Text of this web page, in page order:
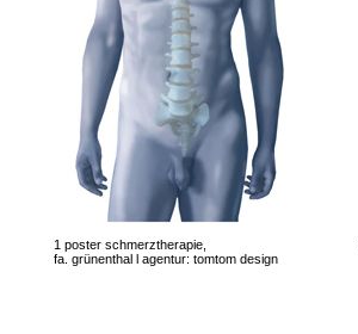
1 poster schmerztherapie,
fa. grünenthal l agentur: tomtom design